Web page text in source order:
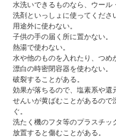
水洗いできるものなら、ウール
洗剤といっしょに使ってくださ
用途外に使わない。
子供の手の届く所に置かない。
熱湯で使わない。
水や他のものを入れたり、つめ
漂白の時密閉容器を使わない。
破裂することがある。
効果が落ちるので、塩素系や還
せんいが黄ばむことがあるので
ぐ。
洗たく機のフタ等のプラスチッ
放置すると傷むことがある。